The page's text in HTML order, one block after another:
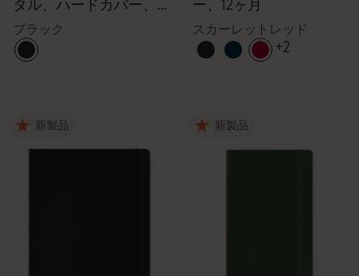
タル、ハードカバー、
12ヶ月
ブラック
ー、12ヶ月
スカーレットレッド
+2
新製品 新製品